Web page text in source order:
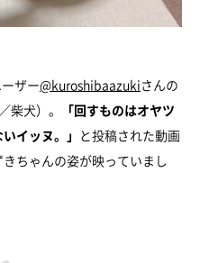
ザー@kuroshibaazukiさんの
柴犬）。
「回すものはオヤツ
イッヌ。」 と投稿された動画
ちゃんの姿が映っていまし